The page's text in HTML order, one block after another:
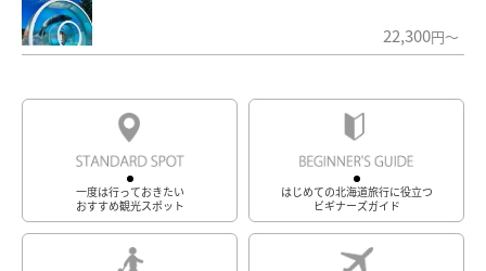
22,300円～
一度は行っておきたい
おすすめ観光スポット
はじめての北海道旅行に役立つ
ビギナーズガイド